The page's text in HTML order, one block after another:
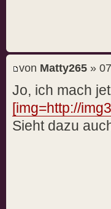
von Matty265 »
Jo, ich mach
[img=http://
Sieht dazu